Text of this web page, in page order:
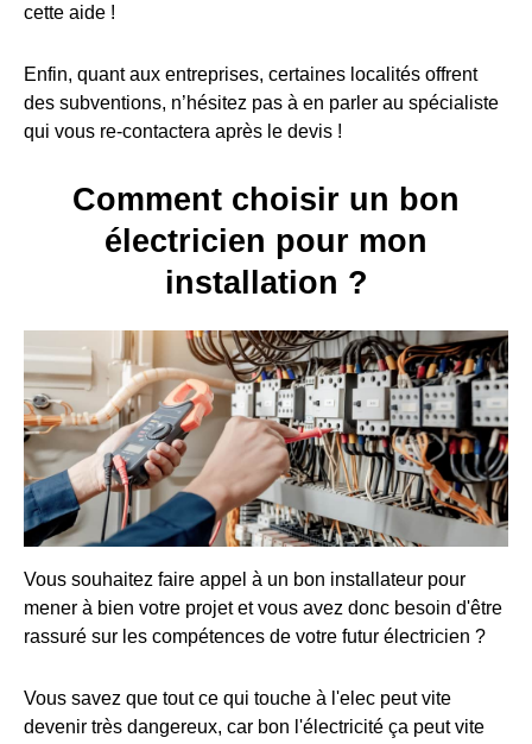
cette aide !
Enfin, quant aux entreprises, certaines localités offrent
des subventions, n’hésitez pas à en parler au spécialiste
qui vous re-contactera après le devis !
Comment choisir un bon
électricien pour mon
installation ?
Vous souhaitez faire appel à un bon installateur pour
mener à bien votre projet et vous avez donc besoin d'être
rassuré sur les compétences de votre futur électricien ?
Vous savez que tout ce qui touche à l'elec peut vite
devenir très dangereux, car bon l'électricité ça peut vite